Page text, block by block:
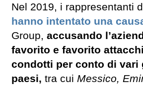
Nel 2019, i rappresentanti
hanno intentato una
Group, accusando
favorito e favorito
condotti per conto di vari
paesi, tra cui Messico,